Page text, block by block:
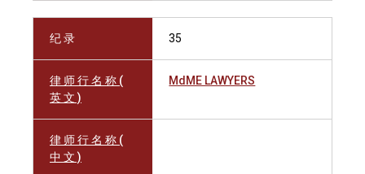
纪 录 35
律 师 行 名 称 (
英 文 )
MdME LAWYERS
律 师 行 名 称 (
中 文 )